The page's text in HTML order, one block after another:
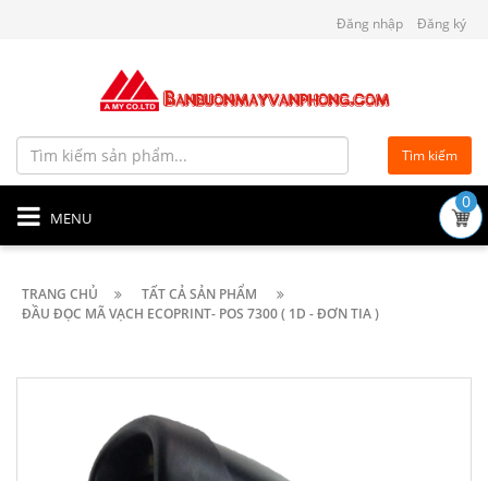
Đăng nhập Đăng ký
Tìm kiếm
MENU
0
TRANG CHỦ
TẤT CẢ SẢN PHẨM
ĐẦU ĐỌC MÃ VẠCH ECOPRINT- POS 7300 ( 1D - ĐƠN TIA )